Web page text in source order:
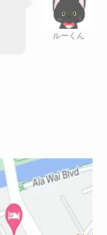
ルーくん